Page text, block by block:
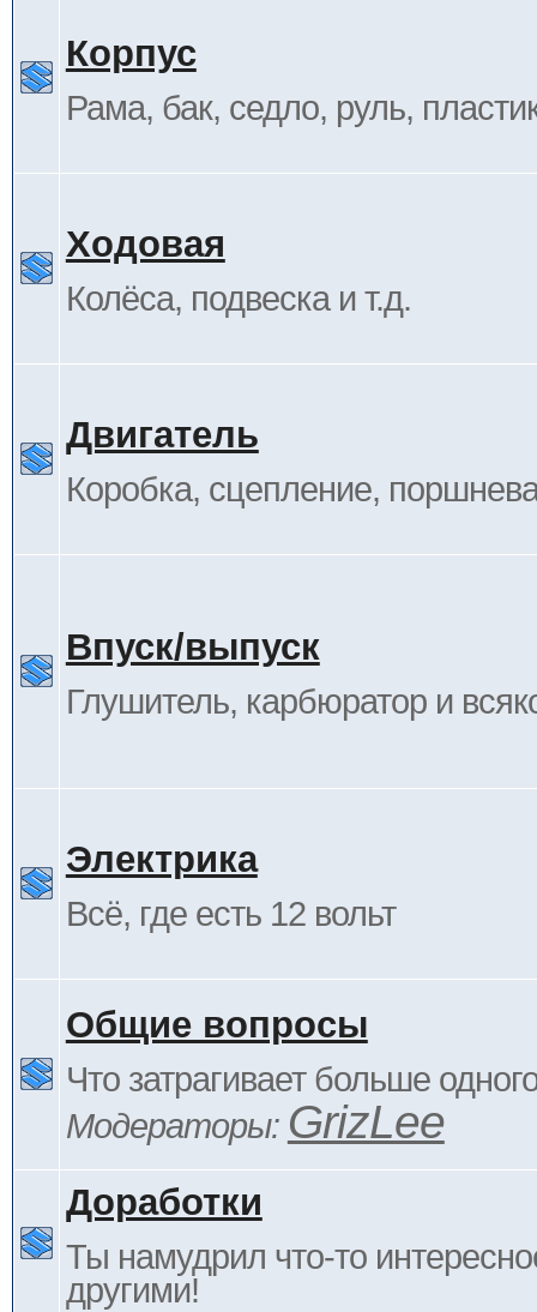
Корпус
Рама, бак, седло, руль,
Ходовая
Колёса, подвеска и т.д.
Двигатель
Коробка, сцепление,
Впуск/выпуск
Глушитель, карбюратор и
Электрика
Всё, где есть 12 вольт
Общие вопросы
Что затрагивает больше
Модераторы: GrizLee
Доработки
Ты намудрил что-то
другими!